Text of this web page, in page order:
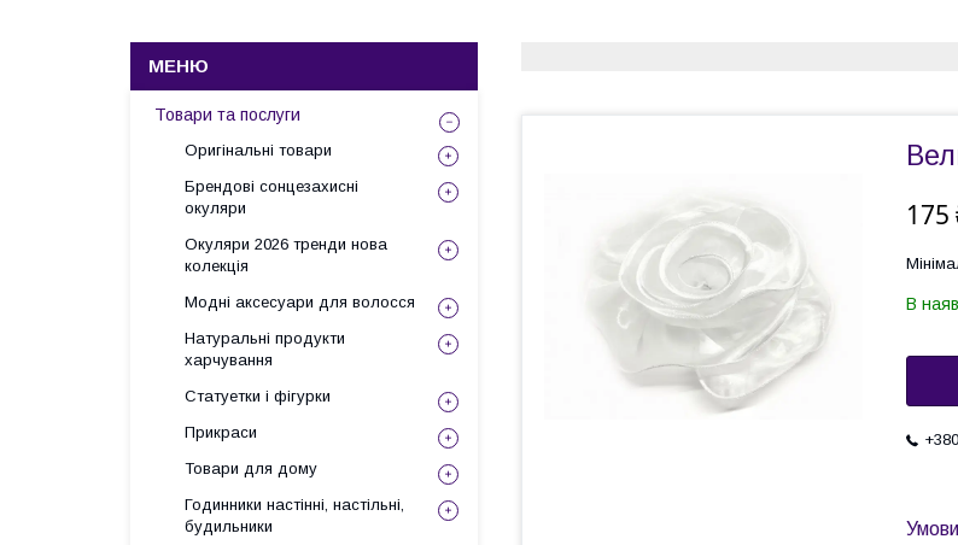
175
В
Товари та послуги
Оригінальні товари
Брендові сонцезахисні
окуляри
Окуляри 2026 тренди нова
колекція
Модні аксесуари для волосся
Натуральні продукти
харчування
Статуетки і фігурки
Прикраси
Товари для дому
Годинники настінні, настільні,
будильники